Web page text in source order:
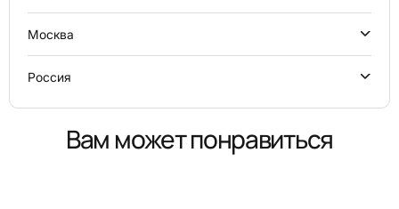
Москва
Россия
Вам может понравиться